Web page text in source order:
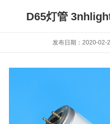
D65灯管
发布日期：2020-02-